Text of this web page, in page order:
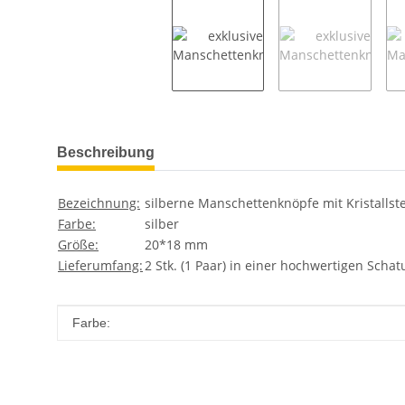
weitere Registerkarten anzeigen
Beschreibung
Bezeichnung: silberne Manschettenknöpfe mit
Farbe:
silber
Größe:
20*18 mm
Lieferumfang:2 Stk. (1 Paar) in einer hochwertigen
Produkteigenschaft
Wert
Farbe: